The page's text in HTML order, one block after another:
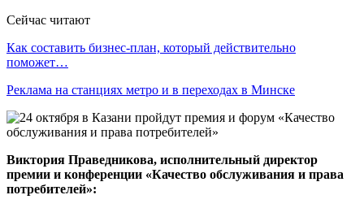
Сейчас читают
Как составить бизнес-план, который действительно
поможет…
Реклама на станциях метро и в переходах в Минске
Виктория Праведникова, исполнительный директор
премии и конференции «Качество обслуживания и права
потребителей»: